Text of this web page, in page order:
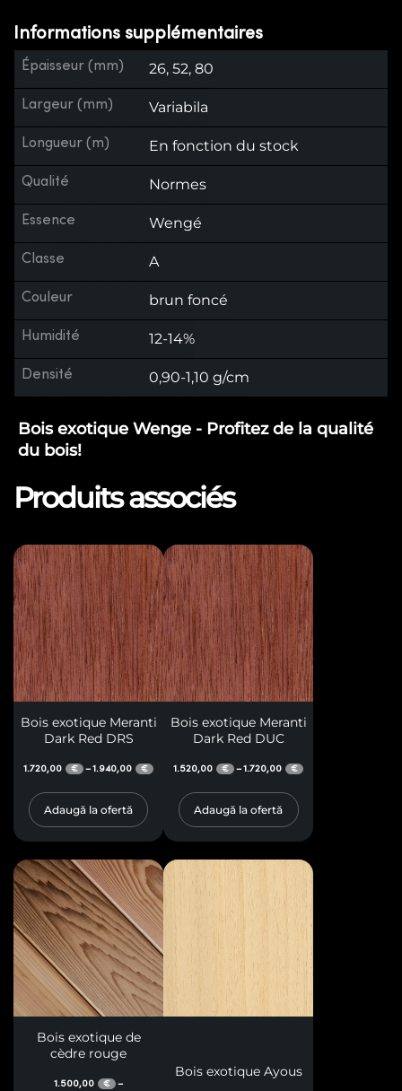
Informations supplémentaires
Épaisseur (mm) 26, 52, 80
Largeur (mm) Variabila
Longueur (m) En fonction du stock
Qualité Normes
Essence Wengé
Classe A
Couleur brun foncé
Humidité 12-14%
Densité 0,90-1,10 g/cm
Bois exotique Wenge - Profitez de la qualité
du bois!
Produits associés
Bois exotique Meranti
Dark Red DRS
1.720,00 € –1.940,00 €
Adaugă la ofertă
Bois exotique Meranti
Dark Red DUC
1.520,00 € –1.720,00 €
Adaugă la ofertă
Bois exotique de
cèdre rouge
1.500,00 €
–
Bois exotique Ayous